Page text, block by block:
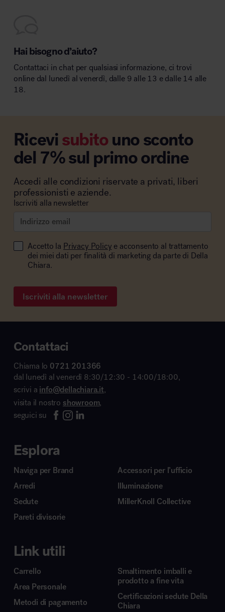
Hai bisogno d’aiuto?
Contattaci in chat per qualsiasi informazione, ci trovi
online dal lunedì al venerdì, dalle 9 alle 13 e dalle 14 alle
18.
Ricevisubitouno sconto
del 7% sul primo ordine
Accedi alle condizioni riservate a privati, liberi
professionisti e aziende.
Iscriviti alla newsletter
Accetto la Privacy Policy e acconsento al trattamento
dei miei dati per finalità di marketing da parte di Della
Chiara.
Iscriviti alla newsletter
Contattaci
Chiama lo 0721 201366
dal lunedì al venerdì 8:30/12:30 - 14:00/18:00,
scrivi a info@dellachiara.it,
visita il nostro showroom,
seguici su
Esplora
Naviga per Brand
Arredi
Sedute
Pareti divisorie
Accessori per l’ufficio
Illuminazione
MillerKnoll Collective
Link utili
Carrello
Area Personale
Metodi di pagamento
Smaltimento imballi e
prodotto a fine vita
Certificazioni sedute Della
Chiara